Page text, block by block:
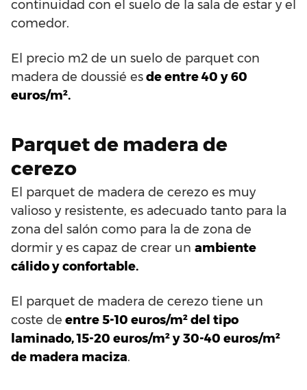
continuidad con el suelo de la sala de estar y el
comedor.
El precio m2 de un suelo de parquet con
madera de doussié esde entre 40 y 60
euros/m².
Parquet de madera de
cerezo
El parquet de madera de cerezo es muy
valioso y resistente, es adecuado tanto para la
zona del salón como para la de zona de
dormir y es capaz de crear un ambiente
cálido y confortable.
El parquet de madera de cerezo tiene un
coste de entre 5-10 euros/m² del tipo
laminado, 15-20 euros/m² y 30-40 euros/m²
de madera maciza.